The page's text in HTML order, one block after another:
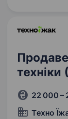
22 000 –
Техно